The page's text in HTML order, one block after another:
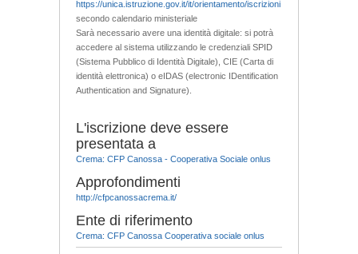
https://unica.istruzione.gov.it/it/orientamento/iscrizioni
secondo calendario ministeriale
Sarà necessario avere una identità digitale: si potrà
accedere al sistema utilizzando le credenziali SPID
(Sistema Pubblico di Identità Digitale), CIE (Carta di
identità elettronica) o eIDAS (electronic IDentification
Authentication and Signature).
L'iscrizione deve essere
presentata a
Crema: CFP Canossa - Cooperativa Sociale onlus
Approfondimenti
http://cfpcanossacrema.it/
Ente di riferimento
Crema: CFP Canossa Cooperativa sociale onlus